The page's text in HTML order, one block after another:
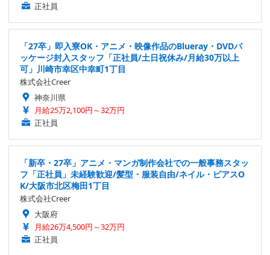
正社員
「27卒」即入寮OK・アニメ・映像作品のBlueray・DVDパ
ッケージ封入スタッフ「正社員/土日祝休み/月給30万以上
可」川崎市幸区中幸町1丁目
株式会社Creer
神奈川県
月給25万2,100円～32万円
正社員
「新卒・27卒」アニメ・マンガ制作会社での一般事務スタッ
フ「正社員」未経験歓迎/髪型・服装自由/ネイル・ピアスO
K/大阪市北区梅田1丁目
株式会社Creer
大阪府
月給26万4,500円～32万円
正社員